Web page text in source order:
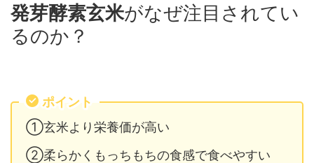
発芽酵素玄米がなぜ注目されてい
るのか？
ポイント
①玄米より栄養価が高い
②柔らかくもっちもちの食感で食べやすい